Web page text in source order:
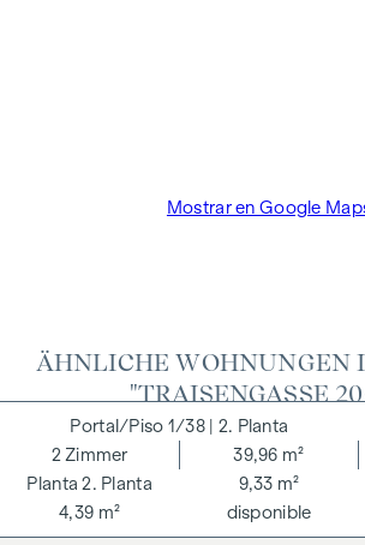
Mostrar en Google
ÄHNLICHE WOHNUNGEN
"TRAISENGASSE
1/38 | 2. Planta
2. Planta
2 Zimmer
39,96 m²
9,33 m²
4,39 m²
disponible